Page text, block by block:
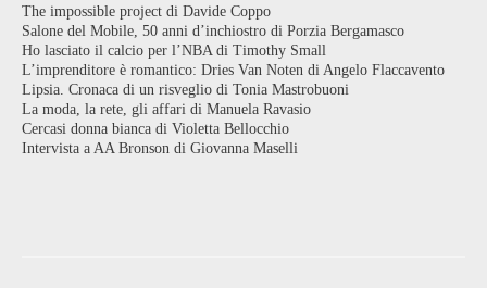
The impossible project di Davide Coppo
Salone del Mobile, 50 anni d’inchiostro di Porzia Bergamasco
Ho lasciato il calcio per l’NBA di Timothy Small
L’imprenditore è romantico: Dries Van Noten di Angelo Flaccavento
Lipsia. Cronaca di un risveglio di Tonia Mastrobuoni
La moda, la rete, gli affari di Manuela Ravasio
Cercasi donna bianca di Violetta Bellocchio
Intervista a AA Bronson di Giovanna Maselli